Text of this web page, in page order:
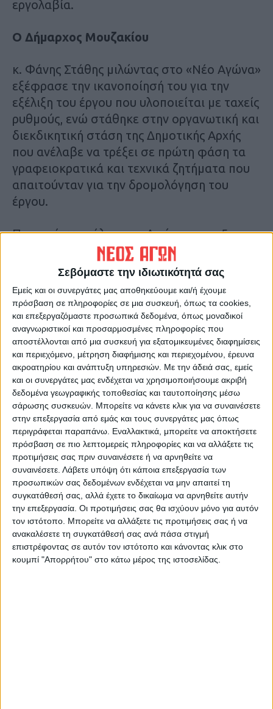
Σεβόμαστε την ιδιωτικότητά σας
Εμείς και οι συνεργάτες μας αποθηκεύουμε και/ή έχουμε
πρόσβαση σε πληροφορίες σε μια συσκευή, όπως τα cookies,
και επεξεργαζόμαστε προσωπικά δεδομένα, όπως μοναδικοί
αναγνωριστικοί και προσαρμοσμένες πληροφορίες που
αποστέλλονται από μια συσκευή για εξατομικευμένες διαφημίσεις
και περιεχόμενο, μέτρηση διαφήμισης και περιεχομένου, έρευνα
ακροατηρίου και ανάπτυξη υπηρεσιών. Με την άδειά σας, εμείς
και οι συνεργάτες μας ενδέχεται να χρησιμοποιήσουμε ακριβή
δεδομένα γεωγραφικής τοποθεσίας και ταυτοποίησης μέσω
σάρωσης συσκευών. Μπορείτε να κάνετε κλικ για να συναινέσετε
στην επεξεργασία από εμάς και τους συνεργάτες μας όπως
περιγράφεται παραπάνω. Εναλλακτικά, μπορείτε να αποκτήσετε
πρόσβαση σε πιο λεπτομερείς πληροφορίες και να αλλάξετε τις
προτιμήσεις σας πριν συναινέσετε ή να αρνηθείτε να
συναινέσετε. Λάβετε υπόψη ότι κάποια επεξεργασία των
προσωπικών σας δεδομένων ενδέχεται να μην απαιτεί τη
συγκατάθεσή σας, αλλά έχετε το δικαίωμα να αρνηθείτε αυτήν
την επεξεργασία. Οι προτιμήσεις σας θα ισχύουν μόνο για αυτόν
τον ιστότοπο. Μπορείτε να αλλάξετε τις προτιμήσεις σας ή να
ανακαλέσετε τη συγκατάθεσή σας ανά πάσα στιγμή
επιστρέφοντας σε αυτόν τον ιστότοπο και κάνοντας κλικ στο
κουμπί "Απορρήτου" στο κάτω μέρος της ιστοσελίδας.
εργολαβία.
Ο Δήμαρχος Μουζακίου
κ. Φάνης Στάθης μιλώντας στο «Νέο Αγώνα»
εξέφρασε την ικανοποίησή του για την
εξέλιξη του έργου που υλοποιείται με ταχείς
ρυθμούς, ενώ στάθηκε στην οργανωτική και
διεκδικητική στάση της Δημοτικής Αρχής
που ανέλαβε να τρέξει σε πρώτη φάση τα
γραφειοκρατικά και τεχνικά ζητήματα που
απαιτούνταν για την δρομολόγηση του
έργου.
Προσφάτως μάλιστα, η Διοίκηση της 5ης
Υγειονομικής Περιφέρειας Θεσσαλίας – Στ.
Ελλάδας ενέκρινε την προμήθεια
ιατροτεχνολογικού και λοιπού εξοπλισμοί
αξίας 480.000 ευρώ όπως μας ενημέρωσε ο
Καρδιτσιώτης Υποδιοικητής της 5ης ΥΠΕ κ.
Σταύρος Παπαγεωργίου.
Αναλυτικότερα στην έντυπη έκδοση του «Νέου
Αγώνα»
Τελευταίες Ειδήσεις Σήμερα
Ακολούθησε την εφημερίδα ΝΕΟΣ
ΑΓΩΝ στο Google News!
Όλες οι εξελίξεις στην περιοχή της
Καρδίτσας και ευρύτερα της Θεσσαλίας
ΠΡΟΗΓΟΥΜΕΝΟ ΑΡΘΡΟ
Η νέα πρόκληση του ΑΣΚ...
ΕΠΟΜΕΝΟ ΑΡΘΡΟ
Οι τρεις πληγές του πλανήτη